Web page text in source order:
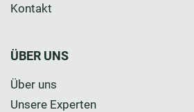
Kontakt
ÜBER UNS
Über uns
Unsere Experten